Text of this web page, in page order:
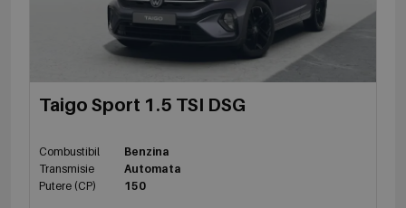
Taigo Sport 1.5 TSI DSG
Combustibil
Benzina
Transmisie
Automata
Putere (CP)
150